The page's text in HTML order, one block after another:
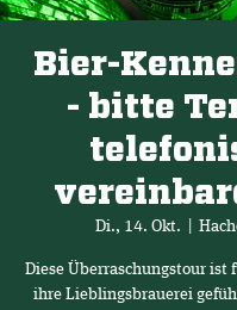
Bier-
- bitte
Di., 14. Okt.
Diese Überraschungstour ist
ihre Lieblingsbrauerei